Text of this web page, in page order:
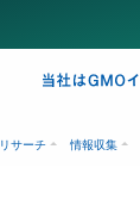
リサーチ 情報収集